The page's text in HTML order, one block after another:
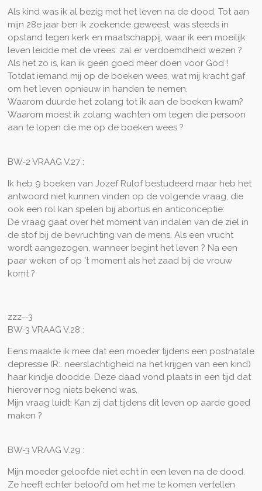
Als kind was ik al bezig met het leven na de dood. Tot aan
mijn 28e jaar ben ik zoekende geweest, was steeds in
opstand tegen kerk en maatschappij, waar ik een moeilijk
leven leidde met de vrees: zal er verdoemdheid wezen ?
Als het zo is, kan ik geen goed meer doen voor God !
Totdat iemand mij op de boeken wees, wat mij kracht gaf
om het leven opnieuw in handen te nemen.
Waarom duurde het zolang tot ik aan de boeken kwam?
Waarom moest ik zolang wachten om tegen die persoon
aan te lopen die me op de boeken wees ?
BW-2 VRAAG V.27 :
Ik heb 9 boeken van Jozef Rulof bestudeerd maar heb het
antwoord niet kunnen vinden op de volgende vraag, die
ook een rol kan spelen bij abortus en anticonceptie:
De vraag gaat over het moment van indalen van de ziel in
de stof bij de bevruchting van de mens. Als een vrucht
wordt aangezogen, wanneer begint het leven ? Na een
paar weken of op 't moment als het zaad bij de vrouw
komt ?
zzz--3
BW-3 VRAAG V.28 :
Eens maakte ik mee dat een moeder tijdens een postnatale
depressie (R:. neerslachtigheid na het krijgen van een kind)
haar kindje doodde. Deze daad vond plaats in een tijd dat
hierover nog niets bekend was.
Mijn vraag luidt: Kan zij dat tijdens dit leven op aarde goed
maken ?
BW-3 VRAAG V.29 :
Mijn moeder geloofde niet echt in een leven na de dood.
Ze heeft echter beloofd om het me te komen vertellen